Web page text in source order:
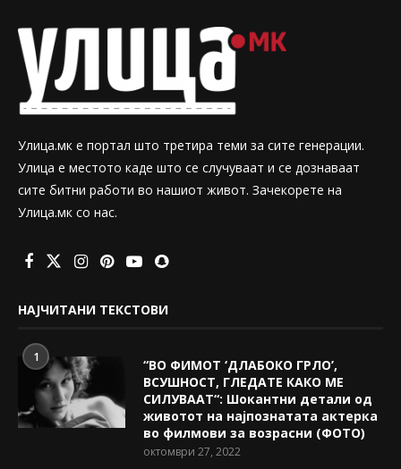
Улица.мк е портал што третира теми за сите генерации.
Улица е местото каде што се случуваат и се дознаваат
сите битни работи во нашиот живот. Зачекорете на
Улица.мк со нас.
НАЈЧИТАНИ ТЕКСТОВИ
1
“ВО ФИМОТ ‘ДЛАБОКО ГРЛО’,
ВСУШНОСТ, ГЛЕДАТЕ КАКО МЕ
СИЛУВААТ“: Шокантни детали од
животот на најпознатата актерка
во филмови за возрасни (ФОТО)
октомври 27, 2022